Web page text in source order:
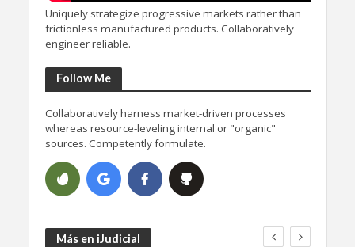
Uniquely strategize progressive markets rather than
frictionless manufactured products. Collaboratively
engineer reliable.
Follow Me
Collaboratively harness market-driven processes
whereas resource-leveling internal or "organic"
sources. Competently formulate.
Más en iJudicial